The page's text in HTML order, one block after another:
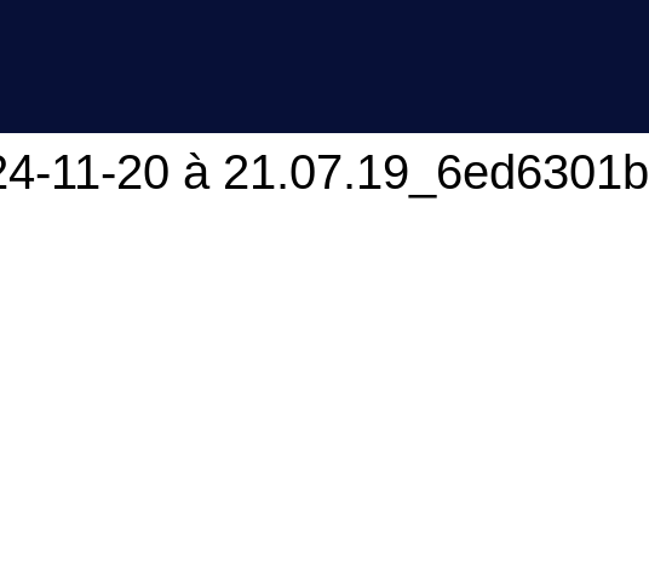
11-20 à 21.07.19_6ed6301b